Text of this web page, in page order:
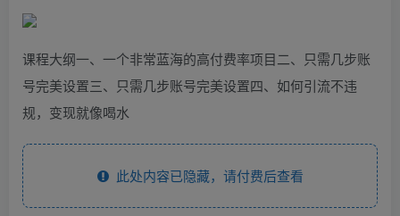
课程大纲一、一个非常蓝海的高付费率项目二、只需几步账
号完美设置三、只需几步账号完美设置四、如何引流不违
规，变现就像喝水
此处内容已隐藏，请付费后查看